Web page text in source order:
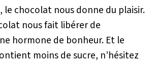
le chocolat nous donne du plaisir.
nous fait libérer de
hormone de bonheur. Et le
moins de sucre, n’hésitez